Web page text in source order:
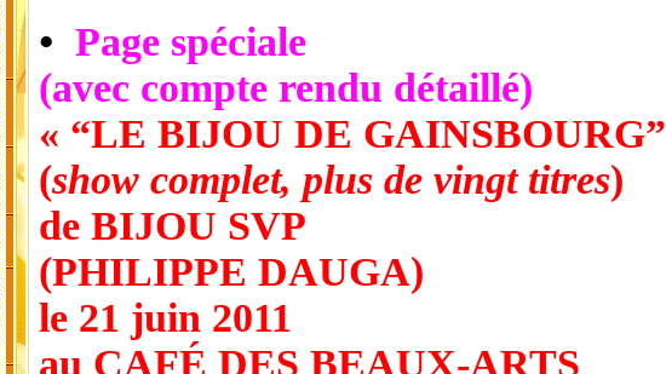
• Page spéciale
(avec compte rendu détaillé)
« “LE BIJOU DE GAINSBOURG”
(show complet, plus de vingt titres)
de BIJOU SVP
(PHILIPPE DAUGA)
le 21 juin 2011
au CAFÉ DES BEAUX-ARTS